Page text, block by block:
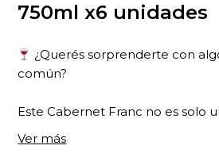
750ml x6 unidades
¿Querés sorprenderte con
común?
Este Cabernet Franc no es solo
declaración de principios.
biodinámicas, refleja una forma
Ver más